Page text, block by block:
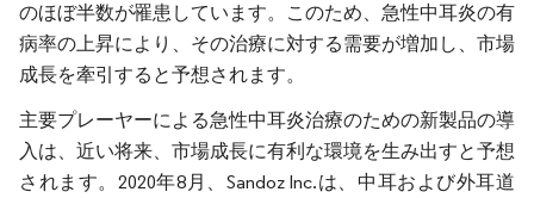
のほぼ半数が罹患しています。このため、急性中耳炎の有
病率の上昇により、その治療に対する需要が増加し、市場
成長を牽引すると予想されます。
主要プレーヤーによる急性中耳炎治療のための新製品の導
入は、近い将来、市場成長に有利な環境を生み出すと予想
されます。2020年8月、Sandoz Inc.は、中耳および外耳道